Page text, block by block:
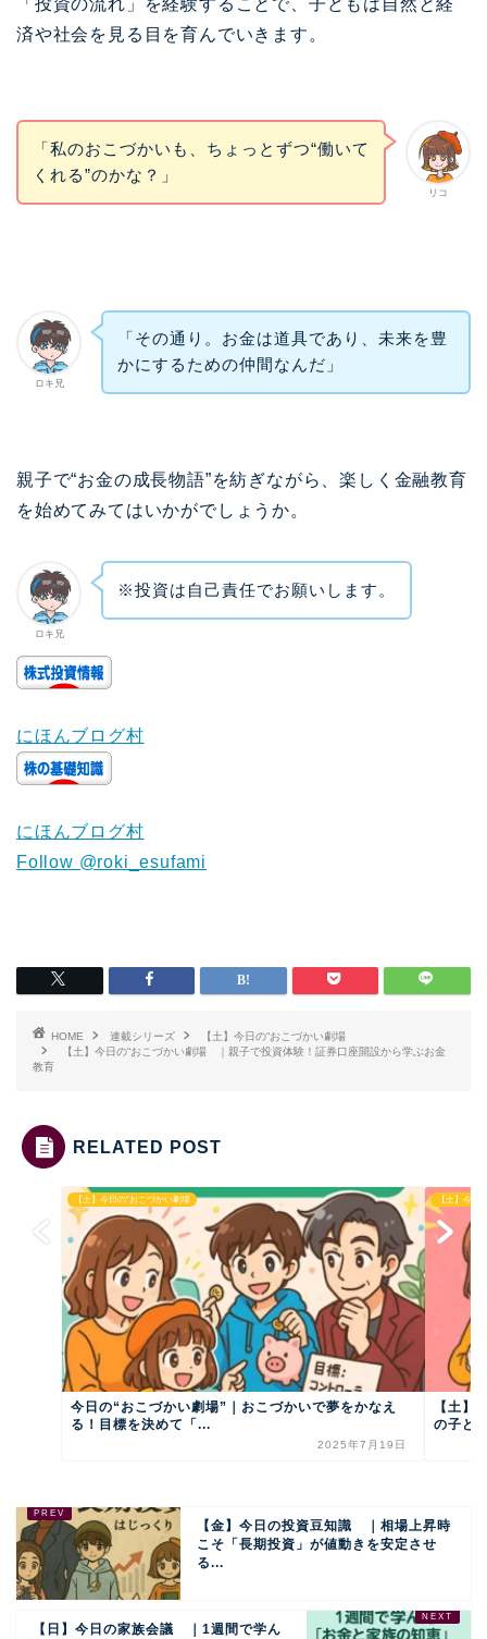
「投資の流れ」を経験することで、子どもは自然と経
済や社会を見る目を育んでいきます。
リコ
「私のおこづかいも、ちょっとずつ“働いて
くれる”のかな？」
ロキ兄
「その通り。お金は道具であり、未来を豊
かにするための仲間なんだ」
親子で“お金の成長物語”を紡ぎながら、楽しく金融教育
を始めてみてはいかがでしょうか。
ロキ兄
※投資は自己責任でお願いします。
にほんブログ村
にほんブログ村
Follow @roki_esufami
HOME 連載シリーズ
【土】今日の“おこづかい劇場
【土】今日の“おこづかい劇場 ｜親子で投資体験！証券口座開設から学ぶお金
教育
RELATED POST
【土】今日の“おこづかい劇場
今日の“おこづかい劇場”｜おこづかいで夢をかなえ
る！目標を決めて「...
2025年7月19日
【土】今日
【土
の子ど
【金】今日の投資豆知識 ｜相場上昇時
こそ「長期投資」が値動きを安定させ
る...
【日】今日の家族会議 ｜1週間で学ん